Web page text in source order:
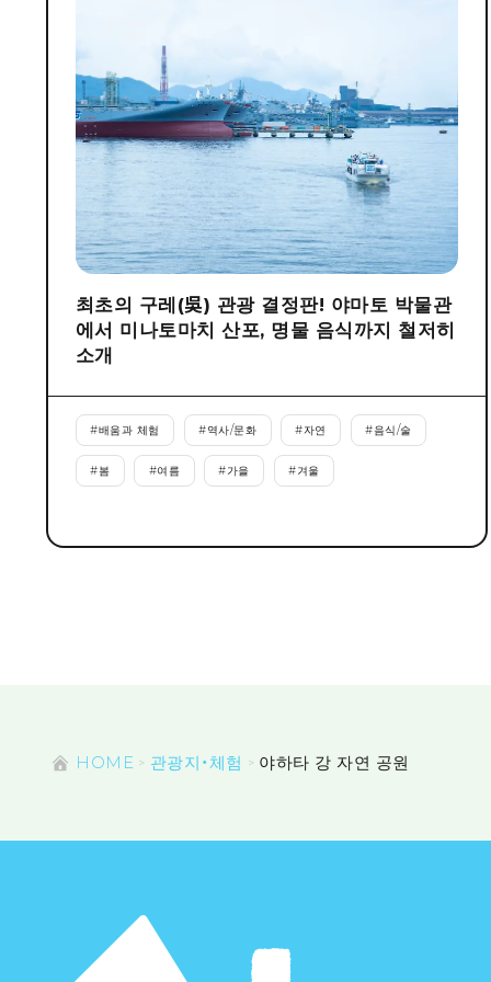
최초의 구레(吳) 관광 결정판! 야마토 박물관
에서 미나토마치 산포, 명물 음식까지 철저히
소개
#배움과 체험 #역사/문화 #자연 #음식/술
#봄 #여름 #가을 #겨울
HOME 관광지・체험 야하타 강 자연 공원